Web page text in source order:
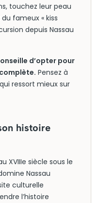
touchez leur peau
fameux « kiss
depuis Nassau
d’opter pour
complète. Pensez à
ressort mieux sur
histoire
XVIIIe siècle sous le
Nassau
culturelle
l’histoire